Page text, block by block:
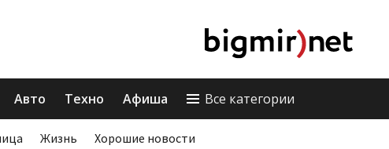
Авто Техно Афиша Все категории
Жизнь Хорошие новости